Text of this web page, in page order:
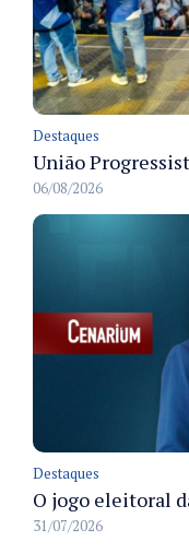
Destaques
06/08/2026
Destaques
O jogo eleitoral
31/07/2026